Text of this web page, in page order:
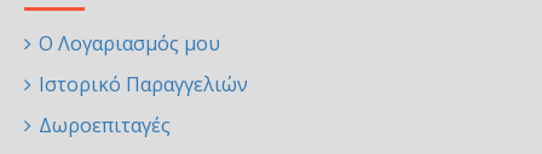
Ο Λογαριασμός μου
Ιστορικό Παραγγελιών
Δωροεπιταγές